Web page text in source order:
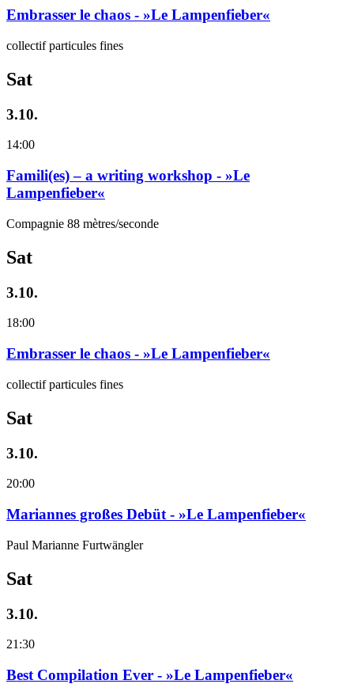
Embrasser le chaos - »Le Lampenfieber«
collectif particules fines
Sat
3.10.
14:00
Famili(es) – a writing workshop - »Le
Lampenfieber«
Compagnie 88 mètres/seconde
Sat
3.10.
18:00
Embrasser le chaos - »Le Lampenfieber«
collectif particules fines
Sat
3.10.
20:00
Mariannes großes Debüt - »Le Lampenfieber«
Paul Marianne Furtwängler
Sat
3.10.
21:30
Best Compilation Ever - »Le Lampenfieber«